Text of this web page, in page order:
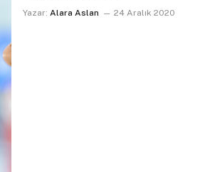
Yazar: Alara Aslan 24 Aralık 2020